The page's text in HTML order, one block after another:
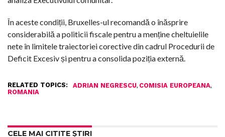
În aceste condiții, Bruxelles-ul recomandă o înăsprire
considerabilă a politicii fiscale pentru a menține cheltuielile
nete în limitele traiectoriei corective din cadrul Procedurii de
Deficit Excesiv și pentru a consolida poziția externă.
RELATED TOPICS: ADRIAN NEGRESCU, COMISIA EUROPEANA,
ROMANIA
CELE MAI CITITE ȘTIRI